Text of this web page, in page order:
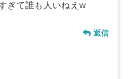
ぎて誰も人いねえw
返信